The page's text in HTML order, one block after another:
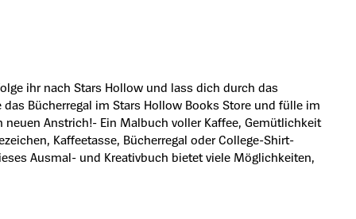
ihr nach Stars Hollow und lass dich durch das
Bücherregal im Stars Hollow Books Store und fülle im
Anstrich!- Ein Malbuch voller Kaffee, Gemütlichkeit
Kaffeetasse, Bücherregal oder College-Shirt-
Ausmal- und Kreativbuch bietet viele Möglichkeiten,